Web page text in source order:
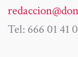
Tel: 666 01 41